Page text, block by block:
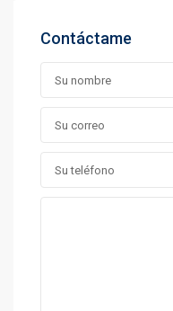
Contáctame